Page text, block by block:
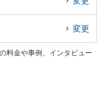
変更
料金や事例、インタビュー